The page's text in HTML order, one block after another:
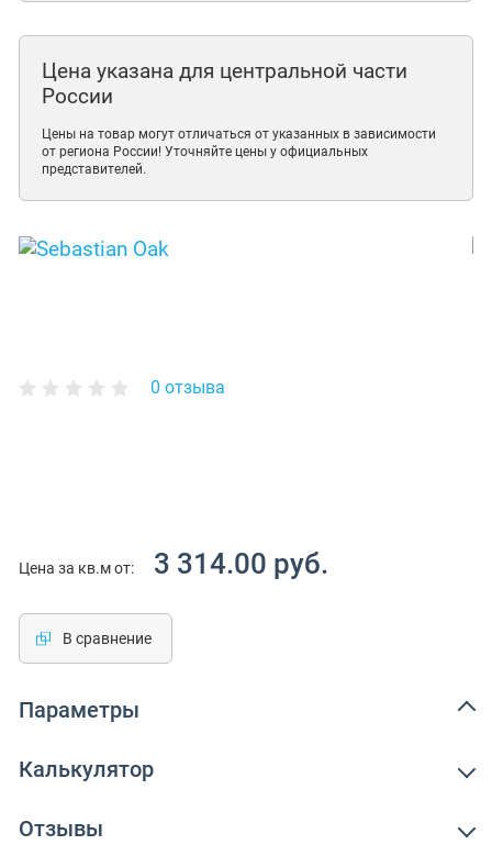
Цена указана для центральной части
России
Цены на товар могут отличаться от указанных в зависимости
от региона России! Уточняйте цены у официальных
представителей.
0 отзыва
Цена за кв.м от: 3 314.00 руб.
В сравнение
Параметры
Калькулятор
Отзывы